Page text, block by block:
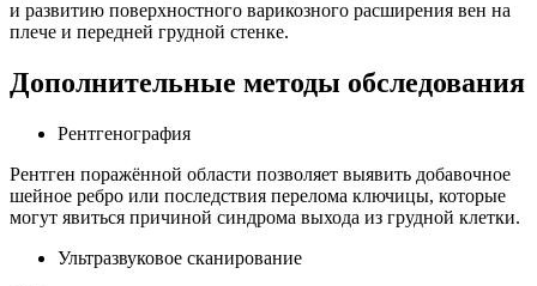
и развитию поверхностного варикозного расширения вен на
плече и передней грудной стенке.
Дополнительные методы обследования
Рентгенография
Рентген поражённой области позволяет выявить добавочное
шейное ребро или последствия перелома ключицы, которые
могут явиться причиной синдрома выхода из грудной клетки.
Ультразвуковое сканирование